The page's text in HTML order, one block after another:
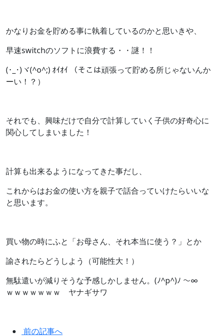
かなりお金を貯める事に執着しているのかと思いきや、
早速switchのソフトに浪費する・・謎！！
(･_･)ヾ(^o^;) ｵｲｵｲ （そこは頑張って貯める所じゃないんか
ーい！？）
それでも、興味だけで自分で計算していく子供の好奇心に
関心してしまいました！
計算も出来るようになってきた事だし、
これからはお金の使い方を親子で話合っていけたらいいな
と思います。
買い物の時にふと「お母さん、それ本当に使う？」とか
諭されたらどうしよう（可能性大！）
無駄遣いが減りそうな予感しかしません。(ﾉ^p^)ﾉ ～∞
ｗｗｗｗｗｗｗ ヤナギサワ
前の記事へ